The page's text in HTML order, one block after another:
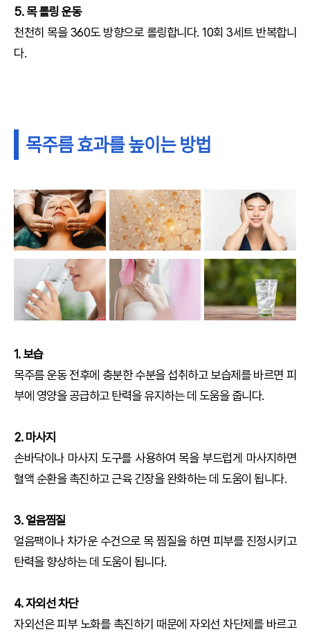
5. 목 롤링 운동
천천히 목을 360도 방향으로 롤링합니다. 10회 3세트 반복합니
다.
목주름 효과를 높이는 방법
1. 보습
목주름 운동 전후에 충분한 수분을 섭취하고 보습제를 바르면 피
부에 영양을 공급하고 탄력을 유지하는 데 도움을 줍니다.
2. 마사지
손바닥이나 마사지 도구를 사용하여 목을 부드럽게 마사지하면
혈액 순환을 촉진하고 근육 긴장을 완화하는 데 도움이 됩니다.
3. 얼음찜질
얼음팩이나 차가운 수건으로 목 찜질을 하면 피부를 진정시키고
탄력을 향상하는 데 도움이 됩니다.
4. 자외선 차단
자외선은 피부 노화를 촉진하기 때문에 자외선 차단제를 바르고